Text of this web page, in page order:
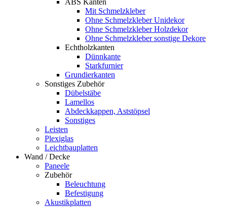
ABS Kanten
Mit Schmelzkleber
Ohne Schmelzkleber Unidekor
Ohne Schmelzkleber Holzdekor
Ohne Schmelzkleber sonstige Dekore
Echtholzkanten
Dünnkante
Starkfurnier
Grundierkanten
Sonstiges Zubehör
Dübelstäbe
Lamellos
Abdeckkappen, Aststöpsel
Sonstiges
Leisten
Plexiglas
Leichtbauplatten
Wand / Decke
Paneele
Zubehör
Beleuchtung
Befestigung
Akustikplatten